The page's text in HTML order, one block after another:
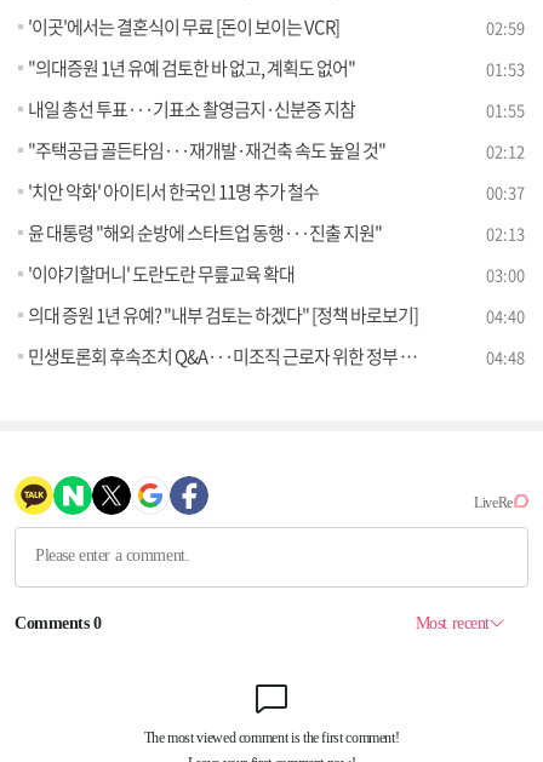
'이곳'에서는 결혼식이 무료 [돈이 보이는 VCR] 02:59
"의대증원 1년 유예 검토한 바 없고, 계획도 없어" 01:53
내일 총선 투표···기표소 촬영금지·신분증 지참 01:55
"주택공급 골든타임···재개발·재건축 속도 높일 것" 02:12
'치안 악화' 아이티서 한국인 11명 추가 철수 00:37
윤 대통령 "해외 순방에 스타트업 동행···진출 지원" 02:13
'이야기할머니' 도란도란 무릎교육 확대 03:00
의대 증원 1년 유예? "내부 검토는 하겠다" [정책 바로보기] 04:40
민생토론회 후속조치 Q&A···미조직 근로자 위한 정부 역할은? [정책 바로보기] 04:48